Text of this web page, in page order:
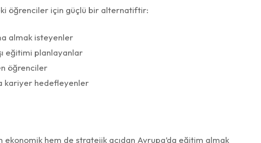
öğrenciler için güçlü bir alternatiftir:
almak isteyenler
eğitimi planlayanlar
öğrenciler
kariyer hedefleyenler
hem de stratejik açıdan Avrupa’da eğitim almak